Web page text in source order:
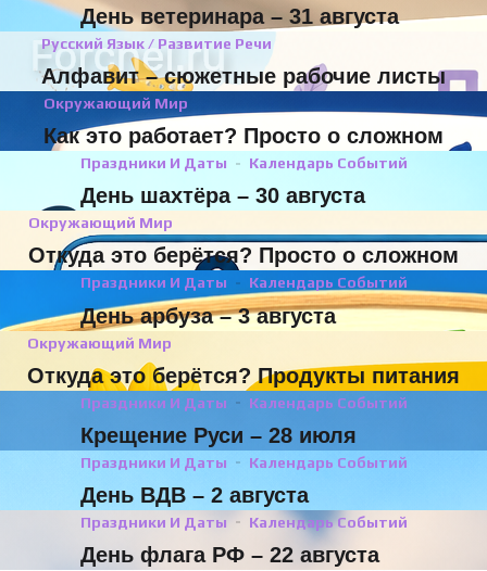
День ветеринара – 31 августа
Русский Язык / Развитие Речи
Алфавит – сюжетные рабочие листы
Окружающий Мир
Как это работает? Просто о сложном
Праздники И Даты Календарь Событий
День шахтёра – 30 августа
Окружающий Мир
Откуда это берётся? Просто о сложном
Праздники И Даты Календарь Событий
День арбуза – 3 августа
Окружающий Мир
Откуда это берётся? Продукты питания
Праздники И Даты Календарь Событий
Крещение Руси – 28 июля
Праздники И Даты Календарь Событий
День ВДВ – 2 августа
Праздники И Даты Календарь Событий
День флага РФ – 22 августа